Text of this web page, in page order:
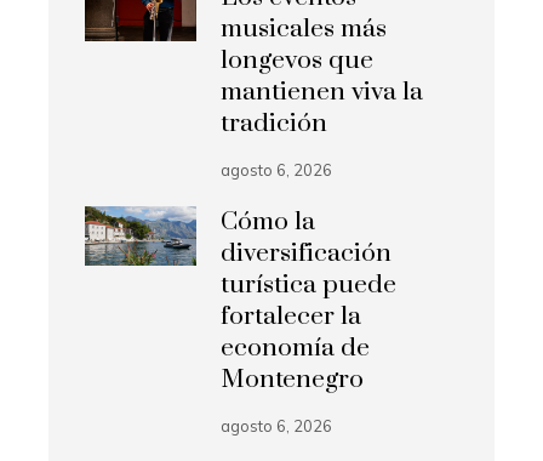
musicales más
longevos que
mantienen viva la
tradición
agosto 6, 2026
Cómo la
diversificación
turística puede
fortalecer la
economía de
Montenegro
agosto 6, 2026